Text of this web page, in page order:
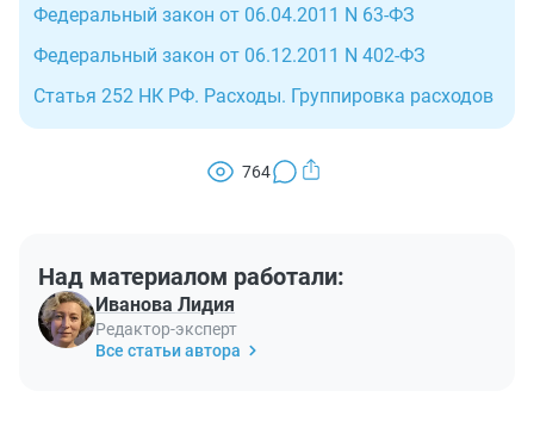
Федеральный закон от 06.04.2011 N 63-ФЗ
Федеральный закон от 06.12.2011 N 402-ФЗ
Статья 252 НК РФ. Расходы. Группировка расходов
764
Над материалом работали:
Иванова Лидия
Редактор-эксперт
Все статьи автора